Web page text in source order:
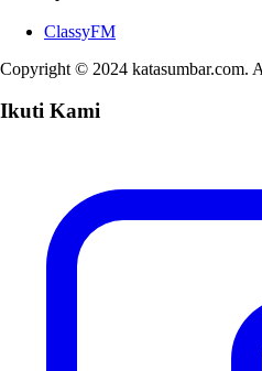
ClassyFM
Copyright © 2024 katasumbar.com.
Ikuti Kami